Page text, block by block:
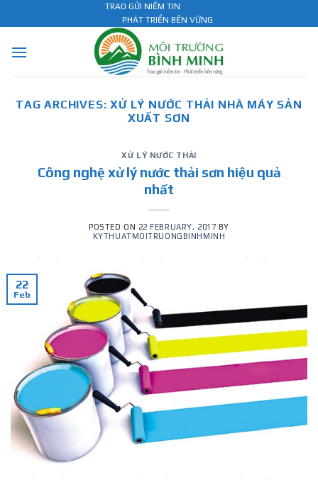
to
TRAO GỬI NIỀM TIN
PHÁT TRIỂN BỀN VỮNG
TAG ARCHIVES:XỬ LÝ NƯỚC THẢI NHÀ MÁY SẢN
XUẤT SƠN
XỬ LÝ NƯỚC THẢI
Công nghệ xử lý nước thải sơn hiệu quả
nhất
POSTED ON 22 FEBRUARY, 2017 BY
KYTHUATMOITRUONGBINHMINH
22
Feb